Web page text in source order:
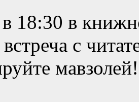
в 18:30 в
встреча с